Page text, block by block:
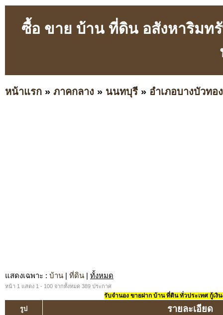
ซื้อ ขาย บ้าน ที่ดิน อสังหาริมท
หน้าแรก » ภาคกลาง » นนทบุรี » อำเภอบางบัวทอง
แสดงเฉพาะ : บ้าน | ที่ดิน | ทั้งหมด
หน้า 1 แสดง 1 - 100 จากทั้งหมด 389 ประกาศ
รับจำนอง ขายฝาก บ้าน ที่ดิน ทั่วประเทศ กู้เงิ
รูป รายละเอียด